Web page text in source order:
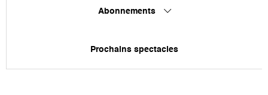
Abonnements
Prochains spectacles